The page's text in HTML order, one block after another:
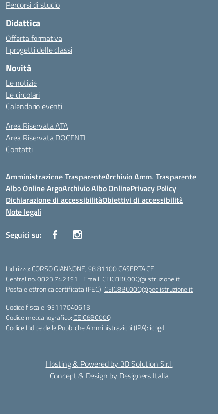
Percorsi di studio
Didattica
Offerta formativa
I progetti delle classi
Novità
Le notizie
Le circolari
Calendario eventi
Area Riservata ATA
Area Riservata DOCENTI
Contatti
Amministrazione TrasparenteArchivio Amm. Trasparente
Albo Online ArgoArchivio Albo OnlinePrivacy Policy
Dichiarazione di accessibilitàObiettivi di accessibilità
Note legali
Seguici su:
Indirizzo: CORSO GIANNONE, 98 81100 CASERTA CE
Centralino:0823 742191 Email: CEIC8BC00Q@istruzione.it
Posta elettronica certificata (PEC): CEIC8BC00Q@pec.istruzione.it
Codice fiscale: 93117040613
Codice meccanografico: CEIC8BC00Q
Codice Indice delle Pubbliche Amministrazioni (IPA): icpgd
Hosting & Powered by 3D Solution S.r.l.
Concept & Design by Designers Italia